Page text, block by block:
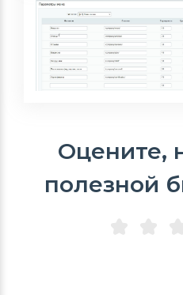
Оцените,
полезной